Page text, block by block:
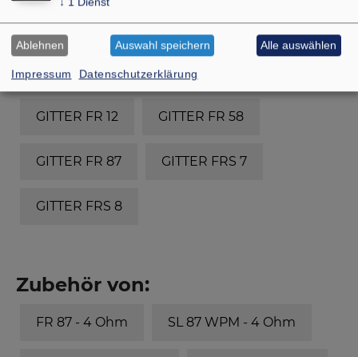
GITTER 4x6 GITTER 8 ES
GITTER 9x15 PL GITTER EFFECT 80
GITTER FR 12 GITTER FR 58
GITTER FR 87 GITTER FRS 7
GITTER FRS 8
Zubehör von:
FR 87 - 4 Ohm SL 87 WPM - 4 Ohm
Impressum Datenschutzerklärung
Ablehnen Auswahl speichern Alle auswählen